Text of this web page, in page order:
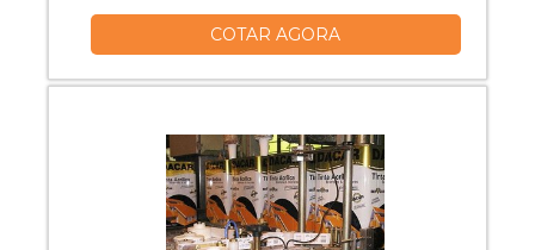
envasadora linear são fabricados com
de custos com mão de obra, na
realizados na cadeia produtiva e na
qualidade dos produtos oferecidos.AS
PRINCIPAIS APLICAÇÕES DO
MAQUINÁRIONo geral, os processos de
COTAR AGORA